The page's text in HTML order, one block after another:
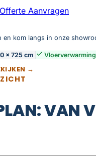
blank aantal
Offerte Aanvragen
en kom langs in onze
× 725 cm Vloerverwarming
→
VAN